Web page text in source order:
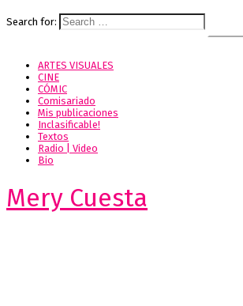
Search for:
ARTES VISUALES
CINE
CÓMIC
Comisariado
Mis publicaciones
Inclasificable!
Textos
Radio | Video
Bio
Mery Cuesta